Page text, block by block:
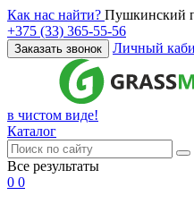
Как нас найти? Пушкинский
+375 (33) 365-55-56
Заказать звонок Личный
в чистом виде!
Каталог
Все результаты
0 0